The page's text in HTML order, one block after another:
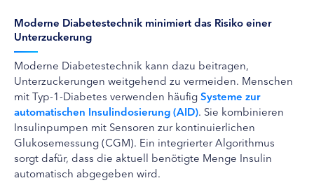
Moderne Diabetestechnik minimiert das Risiko einer
Unterzuckerung
Moderne Diabetestechnik kann dazu beitragen,
Unterzuckerungen weitgehend zu vermeiden. Menschen
mit Typ-1-Diabetes verwenden häufigSysteme zur
automatischen Insulindosierung (AID). Sie kombinieren
Insulinpumpen mit Sensoren zur kontinuierlichen
Glukosemessung (CGM). Ein integrierter Algorithmus
sorgt dafür, dass die aktuell benötigte Menge Insulin
automatisch abgegeben wird.